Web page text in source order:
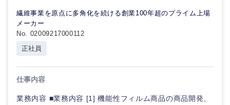
繊維事業を原点に多角化を続ける創業100年超のプライム上場
メーカー
No. 02009217000112
正社員
仕事内容
業務内容 ■業務内容 [1] 機能性フィルム商品の商品開発、